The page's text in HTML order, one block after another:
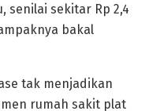
senilai sekitar Rp 2,4
bakal
tak menjadikan
rumah sakit plat